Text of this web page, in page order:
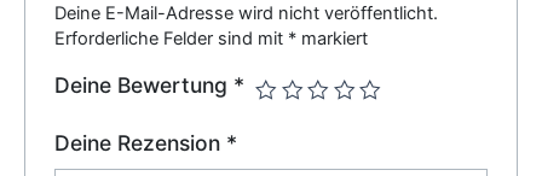
Deine E-Mail-Adresse wird nicht veröffentlicht.
Erforderliche Felder sind mit * markiert
Deine Bewertung *
Deine Rezension *